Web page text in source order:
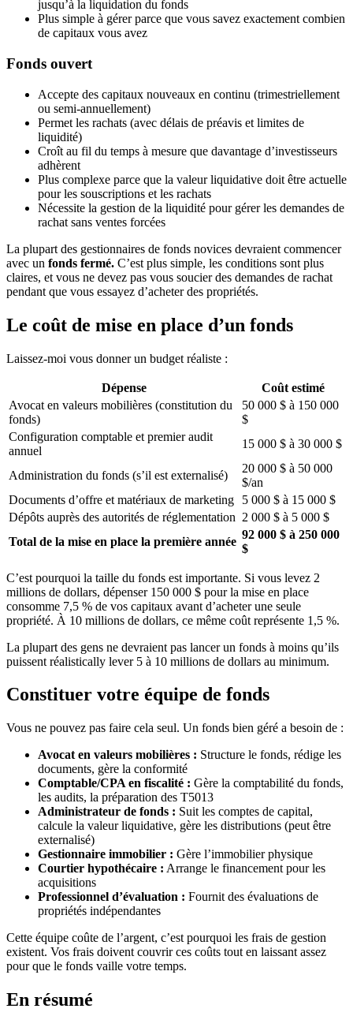
jusqu’à la liquidation du fonds
Plus simple à gérer parce que vous savez exactement combien
de capitaux vous avez
Fonds ouvert
Accepte des capitaux nouveaux en continu (trimestriellement
ou semi-annuellement)
Permet les rachats (avec délais de préavis et limites de
liquidité)
Croît au fil du temps à mesure que davantage d’investisseurs
adhèrent
Plus complexe parce que la valeur liquidative doit être actuelle
pour les souscriptions et les rachats
Nécessite la gestion de la liquidité pour gérer les demandes de
rachat sans ventes forcées
La plupart des gestionnaires de fonds novices devraient commencer
avec un fonds fermé. C’est plus simple, les conditions sont plus
claires, et vous ne devez pas vous soucier des demandes de rachat
pendant que vous essayez d’acheter des propriétés.
Le coût de mise en place d’un fonds
Laissez-moi vous donner un budget réaliste :
Dépense
Coût estimé
Avocat en valeurs mobilières (constitution du
fonds)
50 000 $ à 150 000
$
Configuration comptable et premier audit
annuel
15 000 $ à 30 000 $
Administration du fonds (s’il est externalisé)
20 000 $ à 50 000
$/an
Documents d’offre et matériaux de marketing
5 000 $ à 15 000 $
Dépôts auprès des autorités de réglementation 2 000 $ à 5 000 $
Total de la mise en place la première année
92 000 $ à 250 000
$
C’est pourquoi la taille du fonds est importante. Si vous levez 2
millions de dollars, dépenser 150 000 $ pour la mise en place
consomme 7,5 % de vos capitaux avant d’acheter une seule
propriété. À 10 millions de dollars, ce même coût représente 1,5 %.
La plupart des gens ne devraient pas lancer un fonds à moins qu’ils
puissent réalistically lever 5 à 10 millions de dollars au minimum.
Constituer votre équipe de fonds
Vous ne pouvez pas faire cela seul. Un fonds bien géré a besoin de :
Avocat en valeurs mobilières : Structure le fonds, rédige les
documents, gère la conformité
Comptable/CPA en fiscalité : Gère la comptabilité du fonds,
les audits, la préparation des T5013
Administrateur de fonds : Suit les comptes de capital,
calcule la valeur liquidative, gère les distributions (peut être
externalisé)
Gestionnaire immobilier : Gère l’immobilier physique
Courtier hypothécaire : Arrange le financement pour les
acquisitions
Professionnel d’évaluation : Fournit des évaluations de
propriétés indépendantes
Cette équipe coûte de l’argent, c’est pourquoi les frais de gestion
existent. Vos frais doivent couvrir ces coûts tout en laissant assez
pour que le fonds vaille votre temps.
En résumé